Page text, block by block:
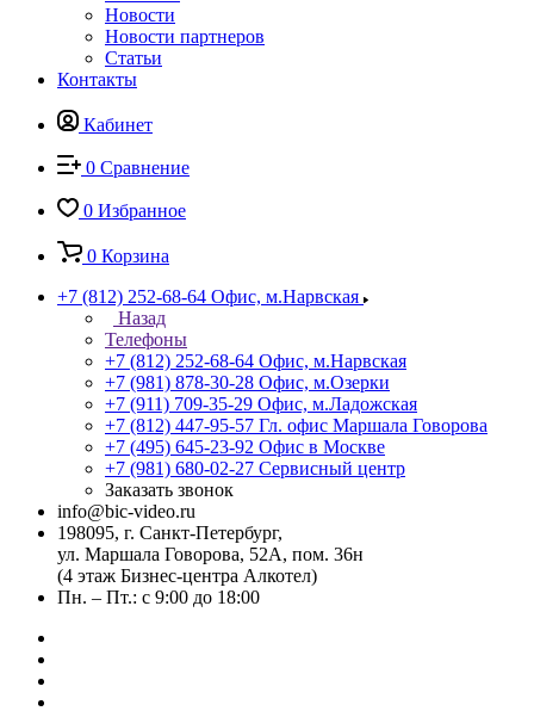
Новости
Новости партнеров
Статьи
Контакты
Кабинет
0 Сравнение
0 Избранное
0 Корзина
+7 (812) 252-68-64 Офис, м.Нарвская
Назад
Телефоны
+7 (812) 252-68-64 Офис, м.Нарвская
+7 (981) 878-30-28 Офис, м.Озерки
+7 (911) 709-35-29 Офис, м.Ладожская
+7 (812) 447-95-57 Гл. офис Маршала Говорова
+7 (495) 645-23-92 Офис в Москве
+7 (981) 680-02-27 Сервисный центр
Заказать звонок
info@bic-video.ru
198095, г. Санкт-Петербург,
ул. Маршала Говорова, 52А, пом. 36н
(4 этаж Бизнес-центра Алкотел)
Пн. – Пт.: с 9:00 до 18:00